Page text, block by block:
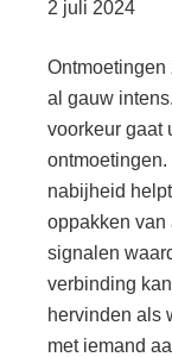
2 juli 2024
Ontmoetingen
al gauw
voorkeur gaat
nabijheid
oppakken van
signalen
verbinding
hervinden als
met iemand